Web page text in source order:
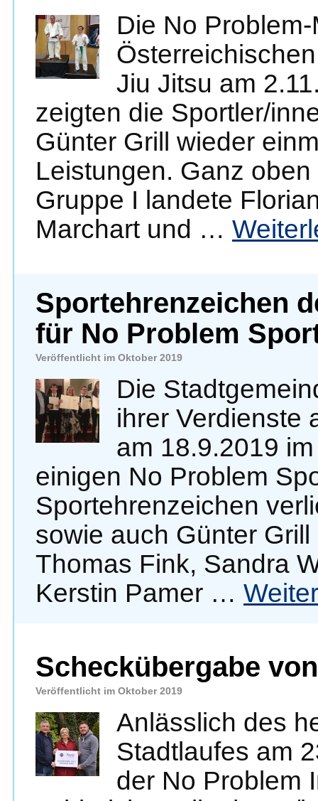
Die No
Jiu Jitsu am
zeigten die Sportler/
Günter Grill wieder
Leistungen. Ganz
Gruppe I landete
Marchart und …
Sportehrenzeichen
für No Problem
Veröffentlicht im Oktober 2019
Die
ihrer Verdienste
am 18.9.2019
einigen No Problem
Sportehrenzeichen
sowie auch Günter
Thomas Fink, Sandra
Kerstin Pamer …
Scheckübergabe
Veröffentlicht im Oktober 2019
Anlässlich des
Stadtlaufes am
der No Problem